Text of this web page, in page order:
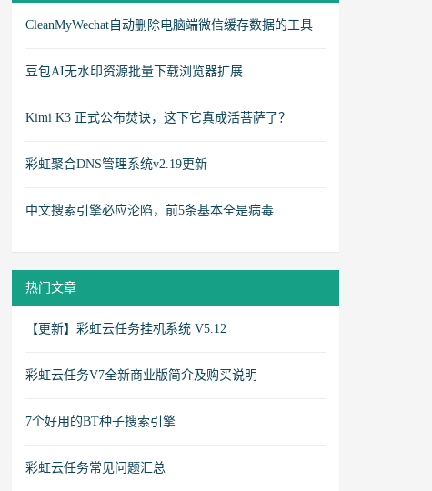
CleanMyWechat自动删除电脑端微信缓存数据的工具
豆包AI无水印资源批量下载浏览器扩展
Kimi K3 正式公布焚诀，这下它真成活菩萨了？
彩虹聚合DNS管理系统v2.19更新
中文搜索引擎必应沦陷，前5条基本全是病毒
热门文章
【更新】彩虹云任务挂机系统 V5.12
彩虹云任务V7全新商业版简介及购买说明
7个好用的BT种子搜索引擎
彩虹云任务常见问题汇总